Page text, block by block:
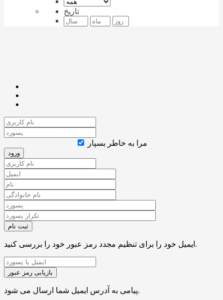
تاریخ
مرا به خاطر بسپار
ایمیل خود را برای تنظیم مجدد رمز عبور خود را بررسی کنید.
پیامی به آدرس ایمیل شما ارسال می شود.